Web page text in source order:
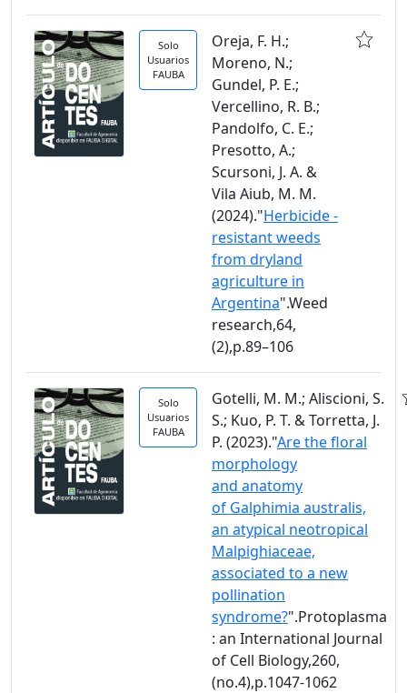
Solo
Usuarios
FAUBA
Oreja, F. H.;
Moreno, N.;
Gundel, P. E.;
Vercellino, R. B.;
Pandolfo, C. E.;
Presotto, A.;
Scursoni, J. A. &
Vila Aiub, M. M.
(2024)."Herbicide -
resistant weeds
from dryland
agriculture in
Argentina".Weed
research,64,
(2),p.89–106
Solo
Usuarios
FAUBA
Gotelli, M. M.; Aliscioni, S.
S.; Kuo, P. T. & Torretta, J.
P. (2023)."Are the floral
morphology
and anatomy
of Galphimia australis,
an atypical neotropical
Malpighiaceae,
associated to a new
pollination
syndrome?".Protoplasma
: an International Journal
of Cell Biology,260,
(no.4),p.1047-1062